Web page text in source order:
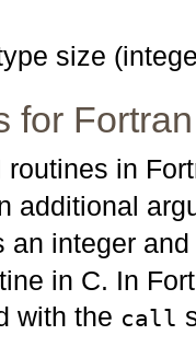
size
for Fortran
routines in
additional
an integer
in C. In
with the call